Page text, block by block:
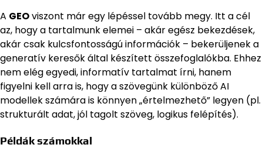
A GEOviszont már egy lépéssel tovább megy. Itt a cél
az, hogy a tartalmunk elemei – akár egész bekezdések,
akár csak kulcsfontosságú információk – bekerüljenek a
generatív keresők által készített összefoglalókba. Ehhez
nem elég egyedi, informatív tartalmat írni, hanem
figyelni kell arra is, hogy a szövegünk különböző AI
modellek számára is könnyen „értelmezhető” legyen (pl.
strukturált adat, jól tagolt szöveg, logikus felépítés).
Példák számokkal